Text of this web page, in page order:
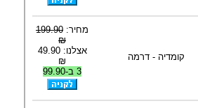
קומדיה - דרמה
מחיר: 199.90
₪
אצלנו: 49.90
₪
3 ב-99.90